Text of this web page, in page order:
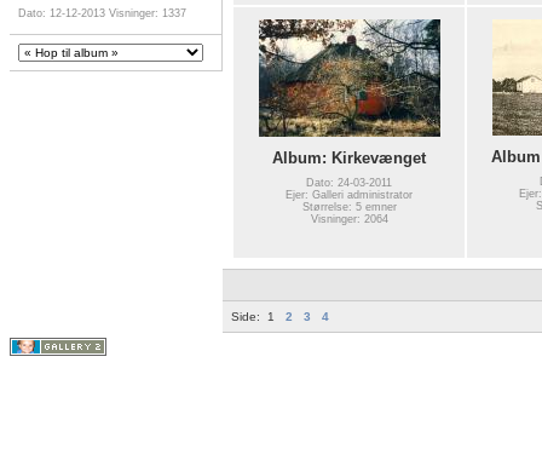
Dato: 12-12-2013 Visninger: 1337
Album: Kirkevænget
Dato: 24-03-2011
Ejer: Galleri administrator
Størrelse: 5 emner
Visninger: 2064
Side: 1 2 3 4